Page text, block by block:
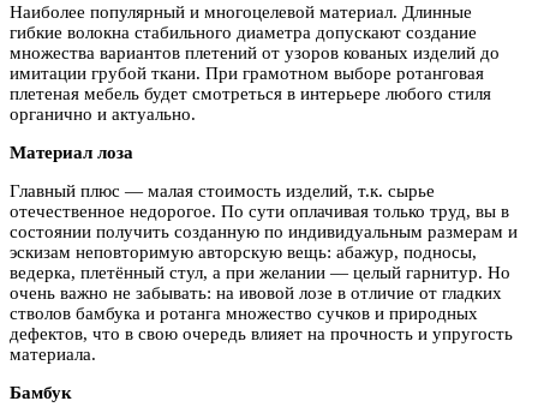
Наиболее популярный и многоцелевой материал. Длинные
гибкие волокна стабильного диаметра допускают создание
множества вариантов плетений от узоров кованых изделий до
имитации грубой ткани. При грамотном выборе ротанговая
плетеная мебель будет смотреться в интерьере любого стиля
органично и актуально.
Материал лоза
Главный плюс — малая стоимость изделий, т.к. сырье
отечественное недорогое. По сути оплачивая только труд, вы в
состоянии получить созданную по индивидуальным размерам и
эскизам неповторимую авторскую вещь: абажур, подносы,
ведерка, плетённый стул, а при желании — целый гарнитур. Но
очень важно не забывать: на ивовой лозе в отличие от гладких
стволов бамбука и ротанга множество сучков и природных
дефектов, что в свою очередь влияет на прочность и упругость
материала.
Бамбук